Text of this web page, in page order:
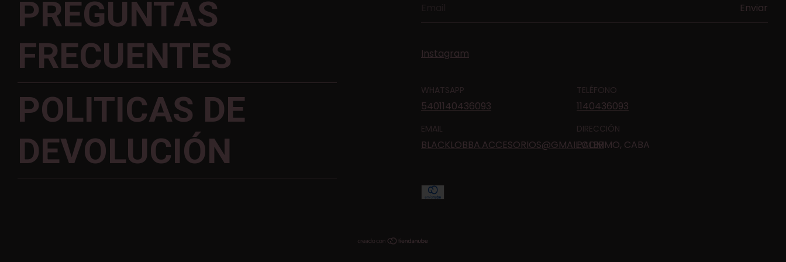
PREGUNTAS
FRECUENTES
POLITICAS DE
DEVOLUCIÓN
Instagram
WHATSAPP
5401140436093
TELÉFONO
1140436093
EMAIL
BLACKLOBBA.ACCESORIOS@GMAIL.COM
DIRECCIÓN
PALERMO, CABA